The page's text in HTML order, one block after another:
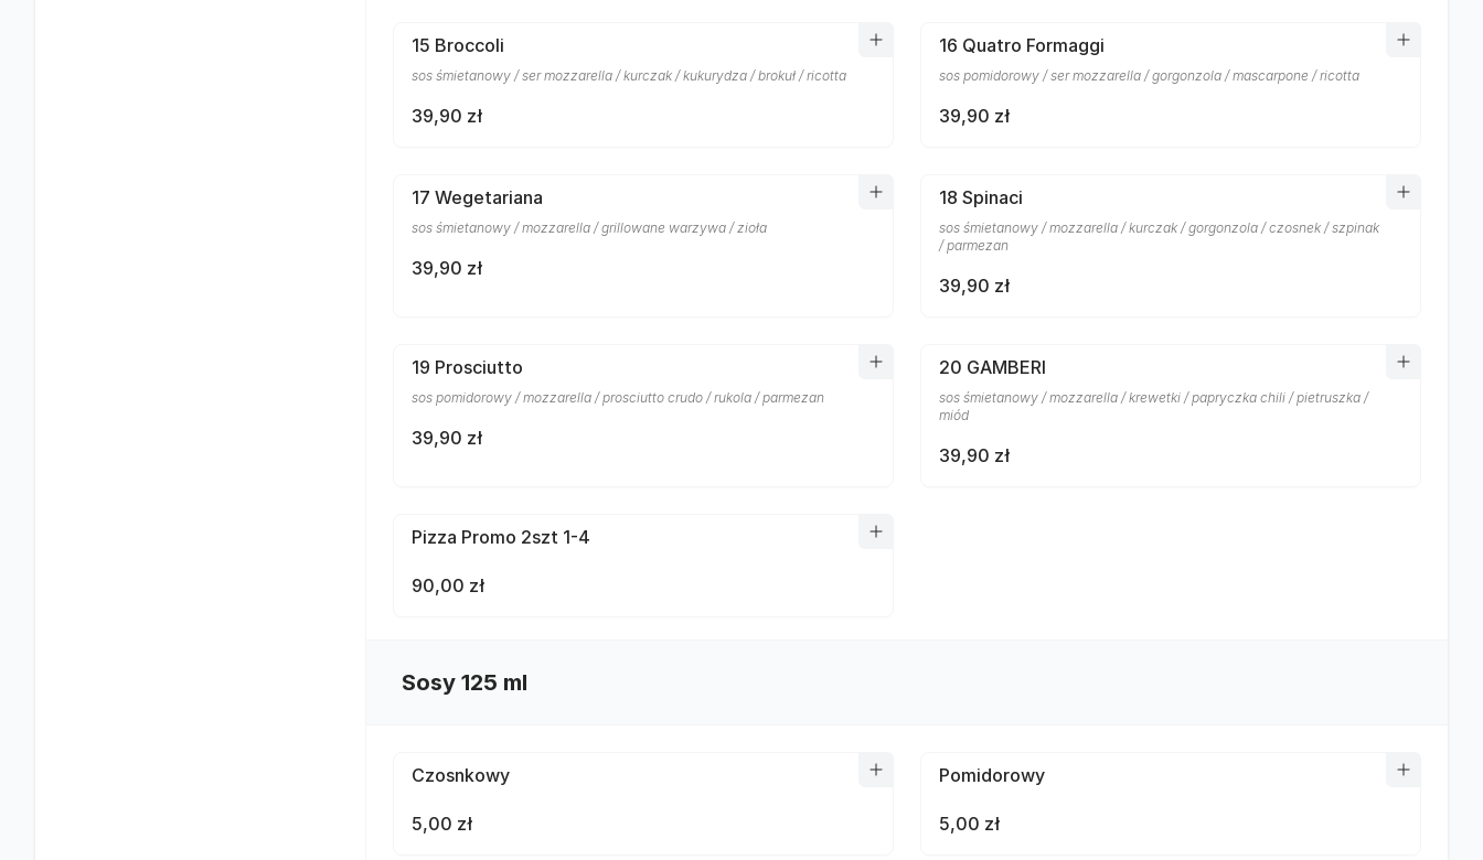
15 Broccoli
sos śmietanowy / ser mozzarella / kurczak / kukurydza / brokuł / ricotta
39,90 zł
16 Quatro Formaggi
sos pomidorowy / ser mozzarella / gorgonzola / mascarpone / ricotta
39,90 zł
17 Wegetariana
sos śmietanowy / mozzarella / grillowane warzywa / zioła
39,90 zł
18 Spinaci
sos śmietanowy / mozzarella / kurczak / gorgonzola / czosnek / szpinak
/ parmezan
39,90 zł
19 Prosciutto
sos pomidorowy / mozzarella / prosciutto crudo / rukola / parmezan
39,90 zł
20 GAMBERI
sos śmietanowy / mozzarella / krewetki / papryczka chili / pietruszka /
miód
39,90 zł
Pizza Promo 2szt 1-4
90,00 zł
Sosy 125 ml
Czosnkowy
5,00 zł
Pomidorowy
5,00 zł